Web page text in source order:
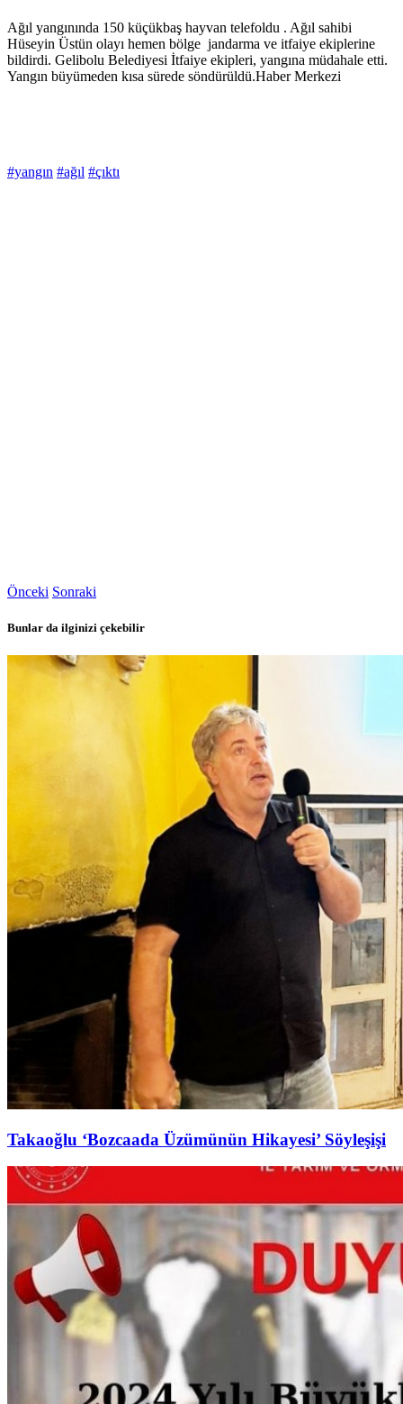
Ağıl yangınında 150 küçükbaş hayvan telefoldu . Ağıl sahibi
Hüseyin Üstün olayı hemen bölge jandarma ve itfaiye ekiplerine
bildirdi. Gelibolu Belediyesi İtfaiye ekipleri, yangına müdahale etti.
Yangın büyümeden kısa sürede söndürüldü.Haber Merkezi
#yangın #ağıl #çıktı
Önceki Sonraki
Bunlar da ilginizi çekebilir
Takaoğlu ‘Bozcaada Üzümünün Hikayesi’ Söyleşişi